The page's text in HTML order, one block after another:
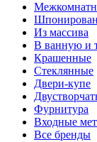
Из массива
В ванную и
Крашенные
Стеклянные
Двери-купе
Фурнитура
Входные
Все бренды